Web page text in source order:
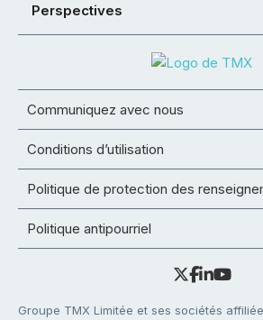
Perspectives
Communiquez avec nous
Conditions d’utilisation
Politique de protection des
Politique antipourriel
Groupe TMX Limitée et ses sociétés